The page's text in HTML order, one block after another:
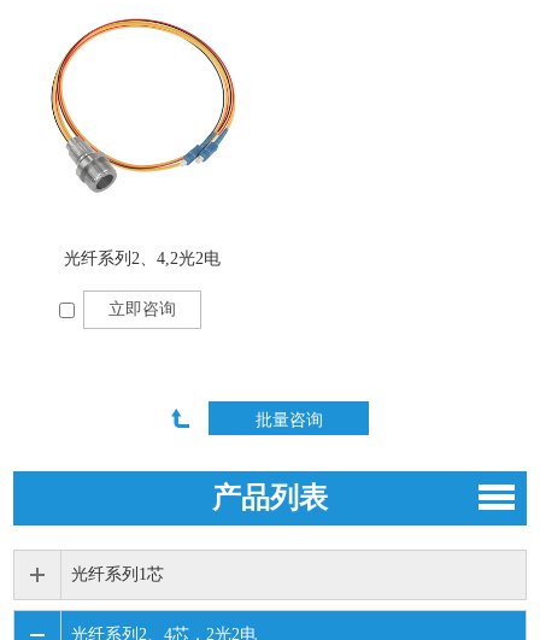
光纤系列2、4,2光2电
立即咨询
产品列表
光纤系列1芯
光纤系列2、4芯，2光2电